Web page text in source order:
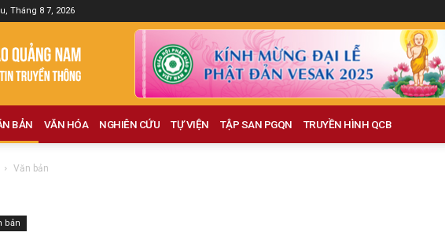
Tháng 8 7, 2026
BẢN VĂN HÓA NGHIÊN CỨU TỰ VIỆN TẬP SAN PGQN TRUYỀN HÌNH QCB
Văn bản
bản